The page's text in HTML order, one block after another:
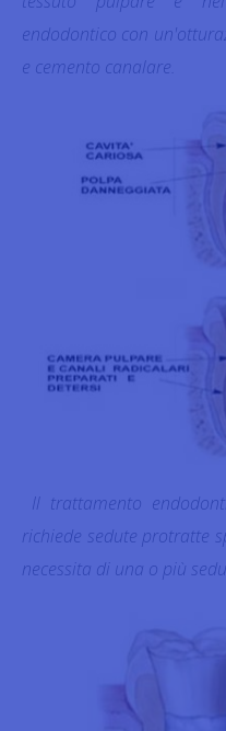
endodontico con
e cemento canalare.
Il trattamento
richiede sedute protratte
necessita di una o più